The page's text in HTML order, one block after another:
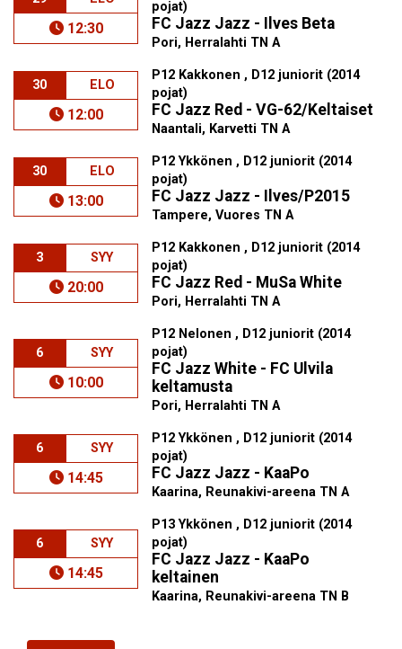
12:30
pojat)
FC Jazz Jazz - Ilves Beta
Pori, Herralahti TN A
30 ELO
12:00
P12 Kakkonen , D12 juniorit (2014
pojat)
FC Jazz Red - VG-62/Keltaiset
Naantali, Karvetti TN A
30 ELO
13:00
P12 Ykkönen , D12 juniorit (2014
pojat)
FC Jazz Jazz - Ilves/P2015
Tampere, Vuores TN A
3 SYY
20:00
P12 Kakkonen , D12 juniorit (2014
pojat)
FC Jazz Red - MuSa White
Pori, Herralahti TN A
6 SYY
10:00
P12 Nelonen , D12 juniorit (2014
pojat)
FC Jazz White - FC Ulvila
keltamusta
Pori, Herralahti TN A
6 SYY
14:45
P12 Ykkönen , D12 juniorit (2014
pojat)
FC Jazz Jazz - KaaPo
Kaarina, Reunakivi-areena TN A
6 SYY
14:45
P13 Ykkönen , D12 juniorit (2014
pojat)
FC Jazz Jazz - KaaPo
keltainen
Kaarina, Reunakivi-areena TN B